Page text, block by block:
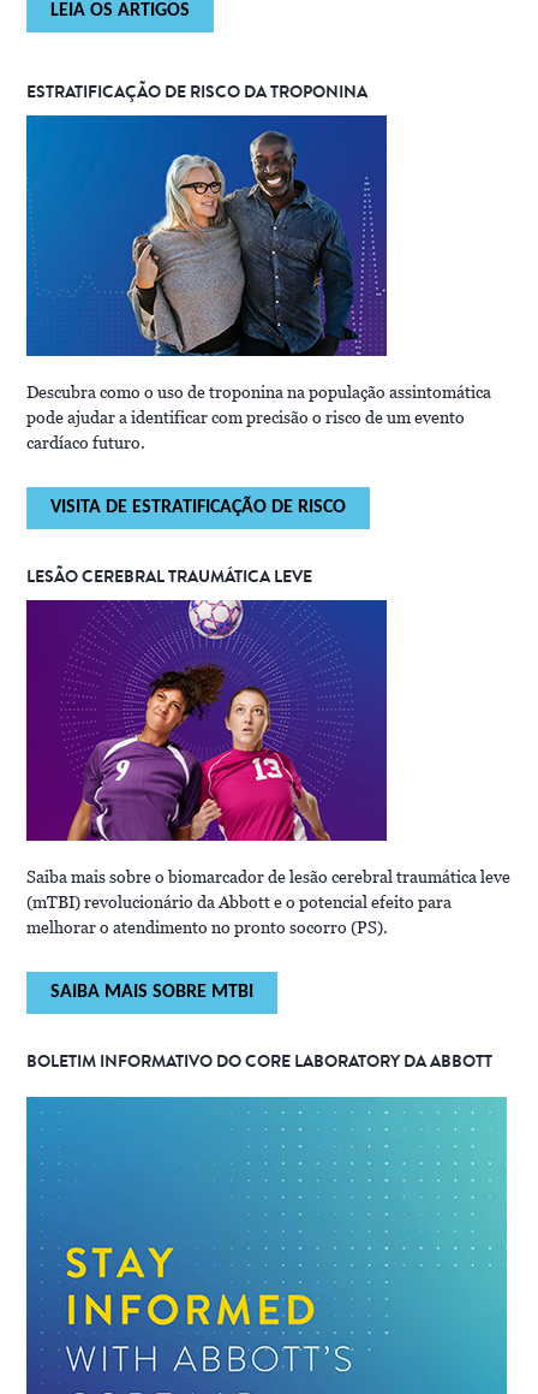
LEIA OS ARTIGOS
ESTRATIFICAÇÃO DE RISCO DA TROPONINA
Descubra como o uso de troponina na população assintomática
pode ajudar a identificar com precisão o risco de um evento
cardíaco futuro.
VISITA DE ESTRATIFICAÇÃO DE RISCO
LESÃO CEREBRAL TRAUMÁTICA LEVE
Saiba mais sobre o biomarcador de lesão cerebral traumática leve
(mTBI) revolucionário da Abbott e o potencial efeito para
melhorar o atendimento no pronto socorro (PS).
SAIBA MAIS SOBRE MTBI
BOLETIM INFORMATIVO DO CORE LABORATORY DA ABBOTT